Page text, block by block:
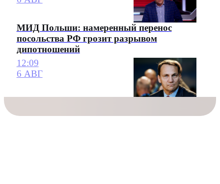
МИД Польши: намеренный перенос
посольства РФ грозит разрывом
дипотношений
12:09
6 АВГ